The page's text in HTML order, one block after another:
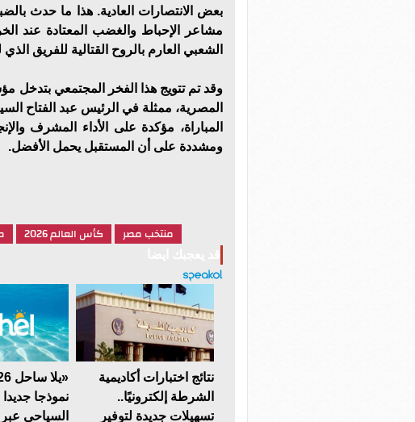
بعض الانتصارات العادية. هذا ما حدث
مشاعر الإحباط والغضب المعتادة عند
الشعبي العارم بالروح القتالية للفريق الذي
وقد تم تتويج هذا الفخر المجتمعي
المصرية، ممثلة في الرئيس عبد الفتاح
المباراة، مؤكدة على الأداء المشرف
ومشددة على أن المستقبل يحمل الأفضل.
منتخب مصر كأس العالم 2026
نتائج اختبارات أكاديمية
الشرطة إلكترونيًا..
تسهيلات جديدة لتوفير
نموذجا
السياحى